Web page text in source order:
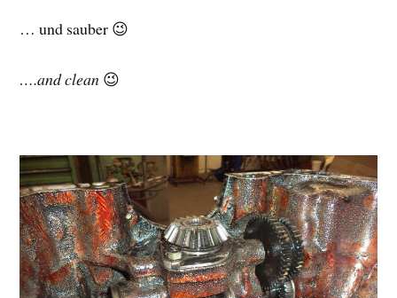
… und sauber 😉
….and clean 😉